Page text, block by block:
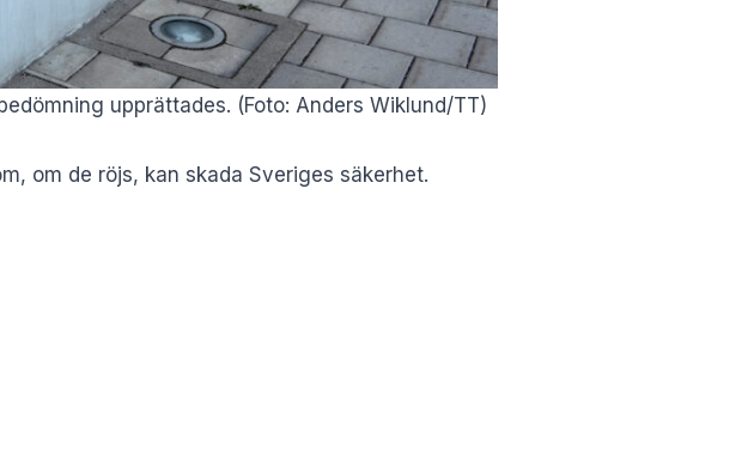
upprättades. (Foto: Anders Wiklund/TT)
om de röjs, kan skada Sveriges säkerhet.